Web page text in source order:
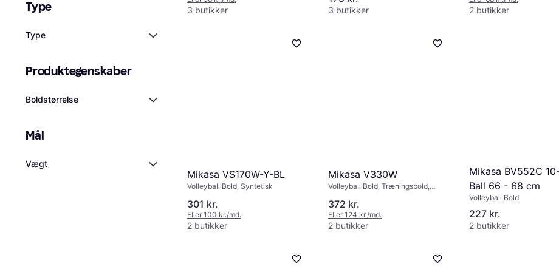
Type
Type
Produktegenskaber
Boldstørrelse
Mål
Vægt
3 butikker 3 butikker 2 butikker
Mikasa VS170W-Y-BL
Volleyball Bold, Syntetisk
301 kr.
Eller 100 kr./md.
2 butikker
Mikasa V330W
Volleyball Bold, Træningsbold,
372 kr.
Eller 124 kr./md.
2 butikker
Mikasa BV552C
Ball 66 - 68 cm
Volleyball Bold
227 kr.
2 butikker